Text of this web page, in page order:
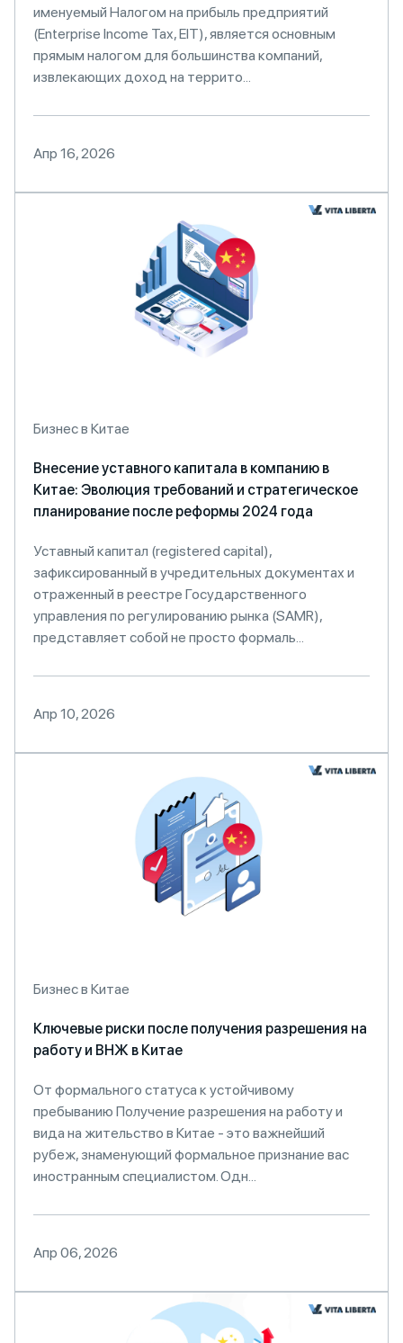
именуемый Налогом на прибыль предприятий
(Enterprise Income Tax, EIT), является основным
прямым налогом для большинства компаний,
извлекающих доход на террито...
Апр 16, 2026
Бизнес в Китае
Внесение уставного капитала в компанию в
Китае: Эволюция требований и стратегическое
планирование после реформы 2024 года
Уставный капитал (registered capital),
зафиксированный в учредительных документах и
отраженный в реестре Государственного
управления по регулированию рынка (SAMR),
представляет собой не просто формаль...
Апр 10, 2026
Бизнес в Китае
Ключевые риски после получения разрешения на
работу и ВНЖ в Китае
От формального статуса к устойчивому
пребыванию Получение разрешения на работу и
вида на жительство в Китае - это важнейший
рубеж, знаменующий формальное признание вас
иностранным специалистом. Одн...
Апр 06, 2026